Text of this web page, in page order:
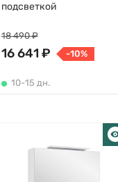
подсветкой
16 641 ₽
18 490 ₽
-10%
10-15 дн.